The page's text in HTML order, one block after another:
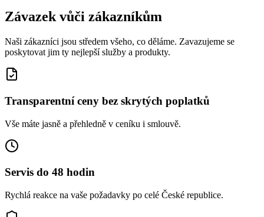
Závazek vůči zákazníkům
Naši zákazníci jsou středem všeho, co děláme. Zavazujeme se
poskytovat jim ty nejlepší služby a produkty.
Transparentní ceny bez skrytých poplatků
Vše máte jasně a přehledně v ceníku i smlouvě.
Servis do 48 hodin
Rychlá reakce na vaše požadavky po celé České republice.